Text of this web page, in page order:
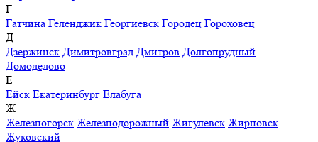
Г
Гатчина Геленджик Георгиевск Городец Гороховец
Д
Дзержинск Димитровград Дмитров Долгопрудный
Домодедово
Е
Ейск Екатеринбург Елабуга
Ж
Железногорск Железнодорожный Жигулевск Жирновск
Жуковский